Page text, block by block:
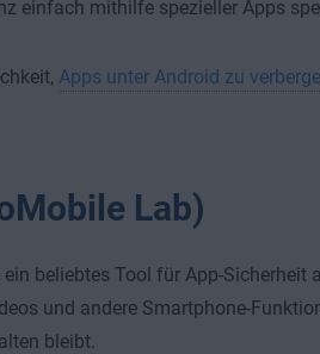
einfach mithilfe spezieller Apps
Apps unter Android zu
Lab)
ein beliebtes Tool für App-Sicherheit
und andere Smartphone-
bleibt.